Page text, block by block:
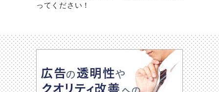
ってください！